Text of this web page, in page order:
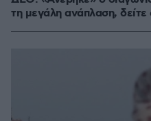
τη μεγάλη ανάπλαση,